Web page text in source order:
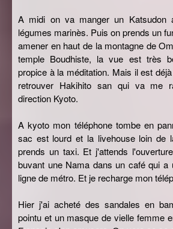
A midi on va manger un
légumes marinès. Puis on prends un
amener en haut de la montagne de
temple Boudhiste, la vue est très
propice à la méditation. Mais il est
retrouver Hakihito san qui va me
direction Kyoto.
A kyoto mon téléphone tombe en
sac est lourd et la livehouse loin de
prends un taxi. Et j'attends
buvant une Nama dans un café qui a
ligne de métro. Et je recharge mon
Hier j'ai acheté des sandales en
pointu et un masque de vielle femme